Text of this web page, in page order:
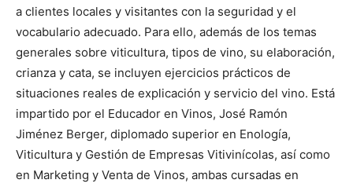
a clientes locales y visitantes con la seguridad y el
vocabulario adecuado. Para ello, además de los temas
generales sobre viticultura, tipos de vino, su elaboración,
crianza y cata, se incluyen ejercicios prácticos de
situaciones reales de explicación y servicio del vino. Está
impartido por el Educador en Vinos, José Ramón
Jiménez Berger, diplomado superior en Enología,
Viticultura y Gestión de Empresas Vitivinícolas, así como
en Marketing y Venta de Vinos, ambas cursadas en